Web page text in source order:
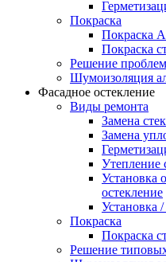
Покраска
Покраска
Покраска
Решение
Шумоизоляция
Фасадное остекление
Виды ремонта
Замена
Замена
Утепление
Установка
остекление
Установка
Покраска
Покраска
Решение